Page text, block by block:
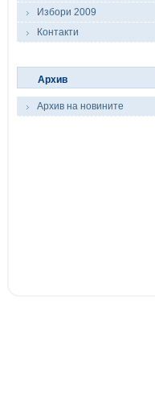
Избори 2009
Контакти
Архив
Архив на новините